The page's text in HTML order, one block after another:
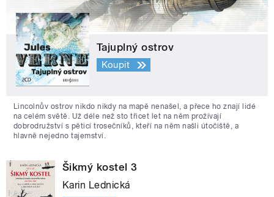
Tajuplný ostrov
Koupit
Lincolnův ostrov nikdo nikdy na mapě nenašel, a přece ho znají lidé
na celém světě. Už déle než sto třicet let na něm prožívají
dobrodružství s pěticí trosečníků, kteří na něm našli útočiště, a
hlavně nejedno tajemství.
Šikmý kostel 3
Karin Lednická